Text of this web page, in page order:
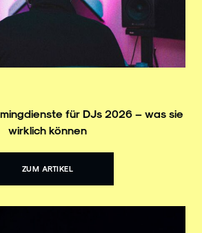
für DJs 2026 – was sie
wirklich können
ZUM ARTIKEL